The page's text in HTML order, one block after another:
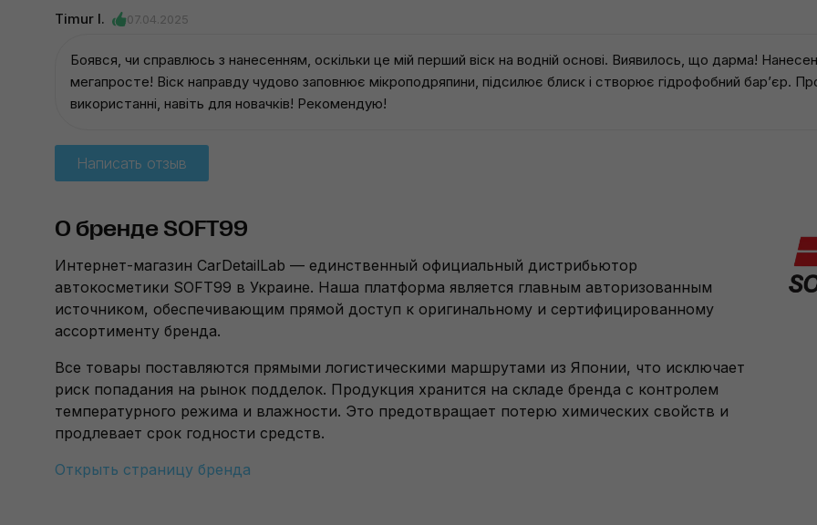
Timur I. 07.04.2025
Боявся, чи справлюсь з нанесенням, оскільки це мій перший віск на водній основі. Виявилось, що дарма!
мегапросте! Віск направду чудово заповнює мікроподряпини, підсилює блиск і створює гідрофобний бар’єр.
використанні, навіть для новачків! Рекомендую!
Написать отзыв
О бренде SOFT99
Интернет-магазин CarDetailLab — единственный официальный дистрибьютор
автокосметики SOFT99 в Украине. Наша платформа является главным авторизованным
источником, обеспечивающим прямой доступ к оригинальному и сертифицированному
ассортименту бренда.
Все товары поставляются прямыми логистическими маршрутами из Японии, что исключает
риск попадания на рынок подделок. Продукция хранится на складе бренда с контролем
температурного режима и влажности. Это предотвращает потерю химических свойств и
продлевает срок годности средств.
Открыть страницу бренда